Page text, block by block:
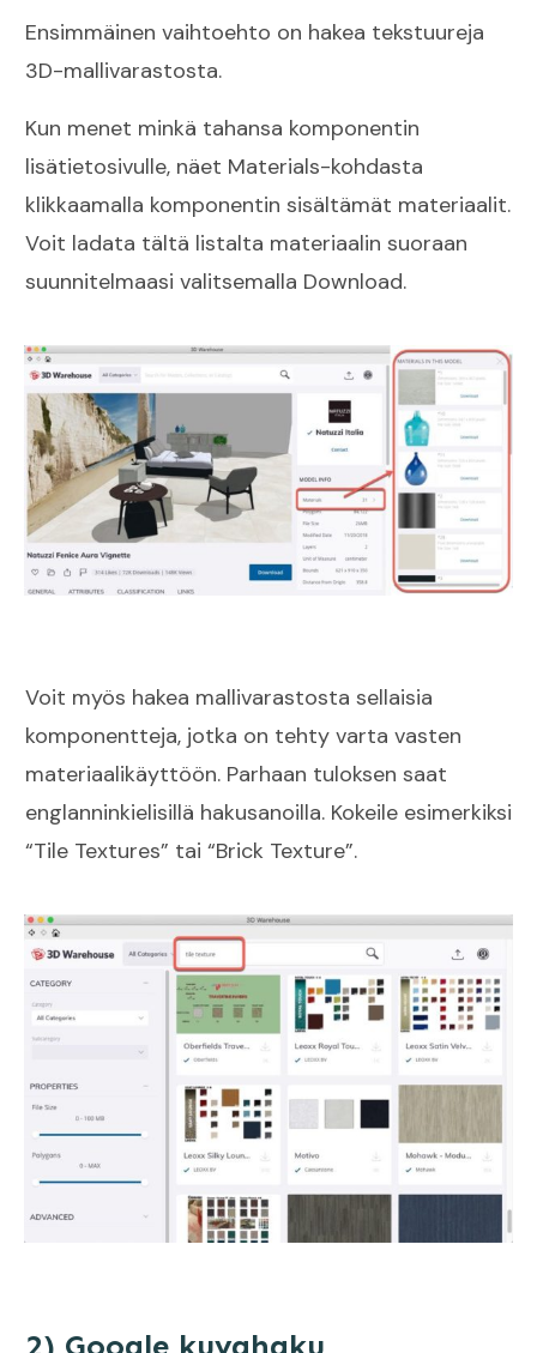
Ensimmäinen vaihtoehto on hakea tekstuureja
3D-mallivarastosta.
Kun menet minkä tahansa komponentin
lisätietosivulle, näet Materials-kohdasta
klikkaamalla komponentin sisältämät materiaalit.
Voit ladata tältä listalta materiaalin suoraan
suunnitelmaasi valitsemalla Download.
Voit myös hakea mallivarastosta sellaisia
komponentteja, jotka on tehty varta vasten
materiaalikäyttöön. Parhaan tuloksen saat
englanninkielisillä hakusanoilla. Kokeile esimerkiksi
“Tile Textures” tai “Brick Texture”.